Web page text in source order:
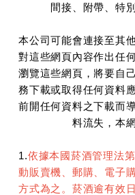
間接、附帶、特
本公司可能會連接至其
對這些網頁內容作出任
瀏覽這些網頁，將要自
務下載或取得任何資料
前開任何資料之下載而
料流失，本
1.依據本國菸酒管理法
動販賣機、郵購、電子
方式為之。菸酒逾有效